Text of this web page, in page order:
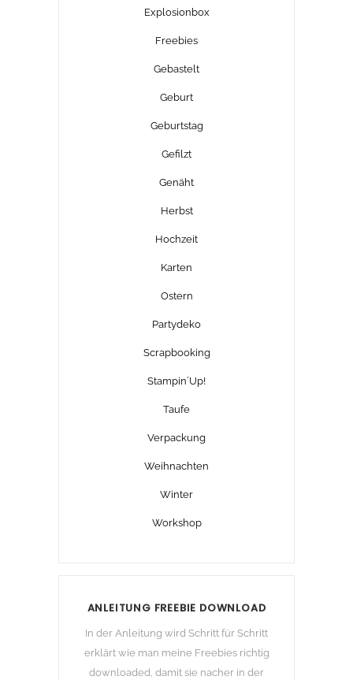
Explosionbox
Freebies
Gebastelt
Geburt
Geburtstag
Gefilzt
Genäht
Herbst
Hochzeit
Karten
Ostern
Partydeko
Scrapbooking
Stampin´Up!
Taufe
Verpackung
Weihnachten
Winter
Workshop
ANLEITUNG FREEBIE DOWNLOAD
In der Anleitung wird Schritt für Schritt
erklärt wie man meine Freebies richtig
downloaded, damit sie nacher in der